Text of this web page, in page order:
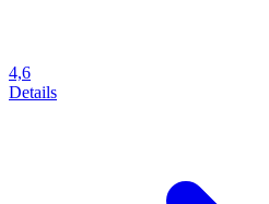
4,6
Details